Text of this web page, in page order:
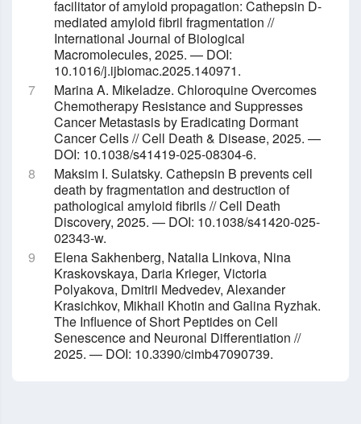
facilitator of amyloid propagation: Cathepsin D-
mediated amyloid fibril fragmentation //
International Journal of Biological
Macromolecules, 2025. — DOI:
10.1016/j.ijbiomac.2025.140971.
Marina A. Mikeladze. Chloroquine Overcomes
Chemotherapy Resistance and Suppresses
Cancer Metastasis by Eradicating Dormant
Cancer Cells // Cell Death & Disease, 2025. —
DOI: 10.1038/s41419-025-08304-6.
Maksim I. Sulatsky. Cathepsin B prevents cell
death by fragmentation and destruction of
pathological amyloid fibrils // Cell Death
Discovery, 2025. — DOI: 10.1038/s41420-025-
02343-w.
Elena Sakhenberg, Natalia Linkova, Nina
Kraskovskaya, Daria Krieger, Victoria
Polyakova, Dmitrii Medvedev, Alexander
Krasichkov, Mikhail Khotin and Galina Ryzhak.
The Influence of Short Peptides on Cell
Senescence and Neuronal Differentiation //
2025. — DOI: 10.3390/cimb47090739.